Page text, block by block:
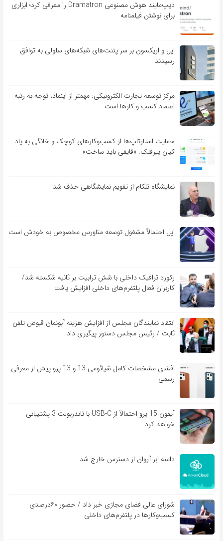
دیپ‌مایند هوش مصنوعی Dramatron را معرفی کرد؛ ابزاری
برای نوشتن فیلمنامه
اپل و اریکسون بر سر پتنت‌های شبکه‌های سلولی به توافق
رسیدند
مرکز توسعه تجارت الکترونیکی: مهمتر از اینماد، توجه به رتبه
اعتماد کسب و کارها است
حمایت استارتاپ‌ها از کسب‌وکارهای کوچک و خانگی به یاد
کیان پیرفلک: «قایقی باید ساخت»
نمایشگاه تلکام از تقویم نمایشگاهی حذف شد
اپل احتمالاً مشغول توسعه متاورس مخصوص به خودش است
رکورد ترافیک داخلی با شش ترابیت بر ثانیه شکسته شد/
کاربران فعال پلتفرم‌های داخلی افزایش یافت
انتقاد نمایندگان مجلس از افزایش هزینه آبونمان قبوض تلفن
ثابت / رئیس مجلس دستور پیگیری داد
افشای مشخصات کامل شیائومی 13 و 13 پرو پیش از معرفی
رسمی
آیفون 15 پرو احتمالاً از USB-C با تاندربولت 3 پشتیبانی
خواهد کرد
دامنه ابر آروان از دسترس خارج شد
شورای عالی فضای مجازی خبر داد / حضور ۶۰درصدی
کسب‌و‌کارها در پلتفرم‌های داخلی